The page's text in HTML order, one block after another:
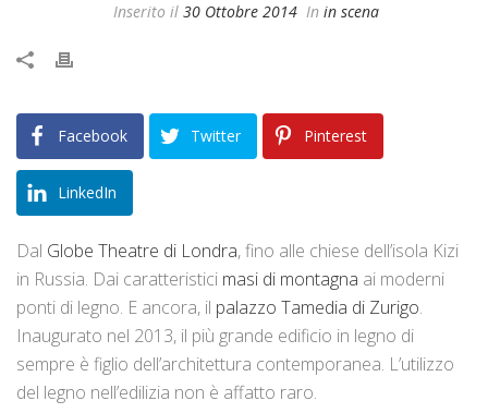
Inserito il 30 Ottobre 2014 In in scena
Facebook Twitter Pinterest
LinkedIn
Dal Globe Theatre di Londra, fino alle chiese dell’isola Kizi
in Russia. Dai caratteristici masi di montagna ai moderni
ponti di legno. E ancora, il palazzo Tamedia di Zurigo.
Inaugurato nel 2013, il più grande edificio in legno di
sempre è figlio dell’architettura contemporanea. L’utilizzo
del legno nell’edilizia non è affatto raro.